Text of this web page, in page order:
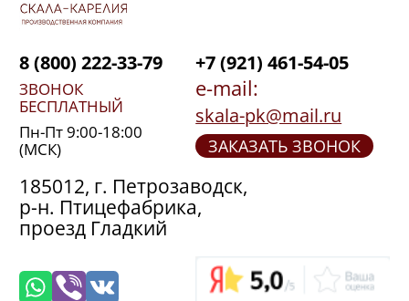
8 (800) 222-33-79
ЗВОНОК
БЕСПЛАТНЫЙ
Пн-Пт 9:00-18:00
(МСК)
+7 (921) 461-54-05
e-mail:
skala-pk@mail.ru
ЗАКАЗАТЬ ЗВОНОК
185012, г. Петрозаводск,
р-н. Птицефабрика,
проезд Гладкий